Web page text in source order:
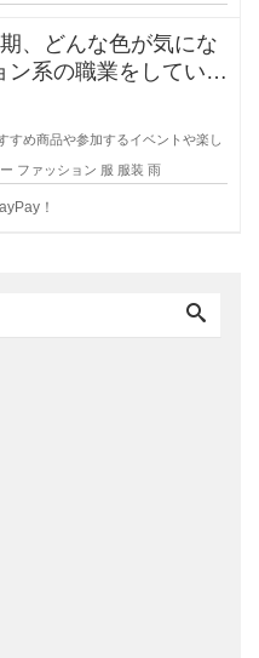
、どんな色が気にな
ン系の職業をしていま
どんな
すめ商品や参加するイベントや楽し
ファッション 服 服装 雨
！